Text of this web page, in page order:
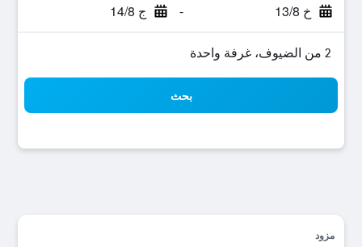
خ 13/8 - ج 14/8
2 من الضيوف، غرفة واحدة
بحث
مزود